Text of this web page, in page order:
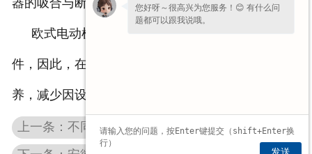
器的吸合与断开，可以控制葫芦的动作。
欧式电动机的正常运行离不开这些主要的工作部
件，因此，在日常使用时还应注意这些小部件的保
养，减少因设备故障而带来的损失。
上一条：不同种类的双梁起重机有什么不同的特点？
您好呀～很高兴为您服务！😊 有什么问
题都可以跟我说哦。